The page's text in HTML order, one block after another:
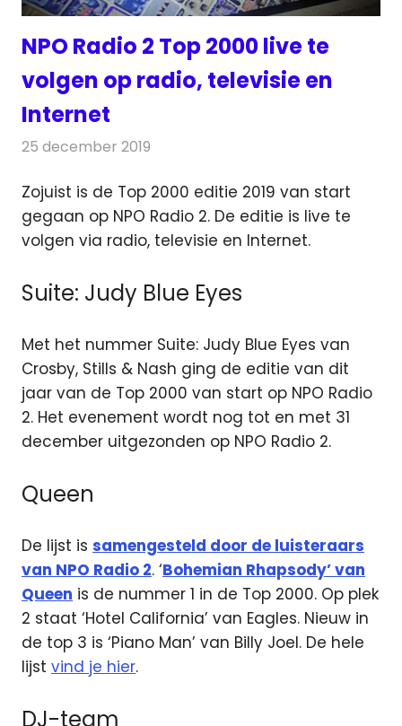
NPO Radio 2 Top 2000 live te
volgen op radio, televisie en
Internet
25 december 2019
Zojuist is de Top 2000 editie 2019 van start
gegaan op NPO Radio 2. De editie is live te
volgen via radio, televisie en Internet.
Suite: Judy Blue Eyes
Met het nummer Suite: Judy Blue Eyes van
Crosby, Stills & Nash ging de editie van dit
jaar van de Top 2000 van start op NPO Radio
2. Het evenement wordt nog tot en met 31
december uitgezonden op NPO Radio 2.
Queen
De lijst is samengesteld door de luisteraars
van NPO Radio 2. ‘Bohemian Rhapsody’ van
Queen is de nummer 1 in de Top 2000. Op plek
2 staat ‘Hotel California’ van Eagles. Nieuw in
de top 3 is ‘Piano Man’ van Billy Joel. De hele
lijst vind je hier.
DJ-team